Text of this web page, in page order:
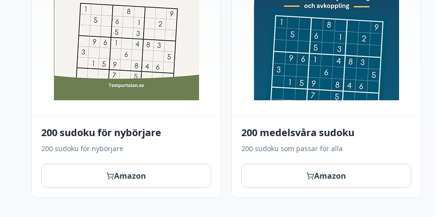
200 sudoku för nybörjare
200 sudoku för nybörjare
Amazon
200 medelsvåra sudoku
200 sudoku som passar för alla
Amazon